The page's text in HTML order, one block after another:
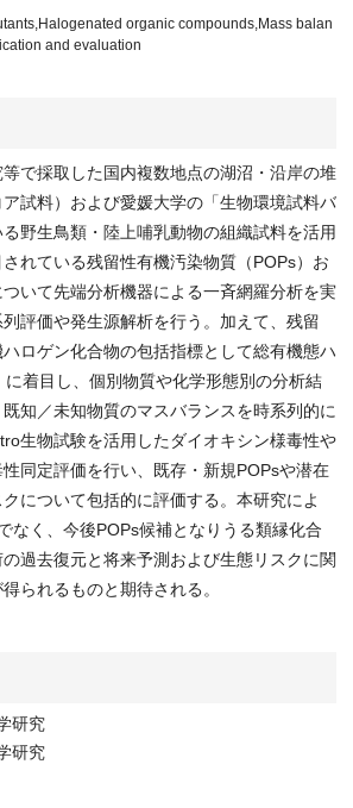
organic compounds,Mass
and evaluation
で採取した国内複数地点の湖沼・沿岸の堆
試料）および愛媛大学の「生物環境試料バ
野生鳥類・陸上哺乳動物の組織試料を活用
れている残留性有機汚染物質（POPs）お
いて先端分析機器による一斉網羅分析を実
評価や発生源解析を行う。加えて、残留
ロゲン化合物の包括指標として総有機態ハ
に着目し、個別物質や化学形態別の分析結
知／未知物質のマスバランスを時系列的に
生物試験を活用したダイオキシン様毒性や
同定評価を行い、既存・新規POPsや潜在
について包括的に評価する。本研究によ
なく、今後POPs候補となりうる類縁化合
過去復元と将来予測および生態リスクに関
られるものと期待される。
研究
研究